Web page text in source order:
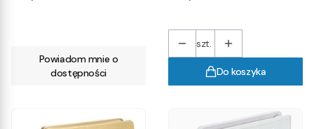
Powiadom mnie o
dostępności
szt.
Do koszyka